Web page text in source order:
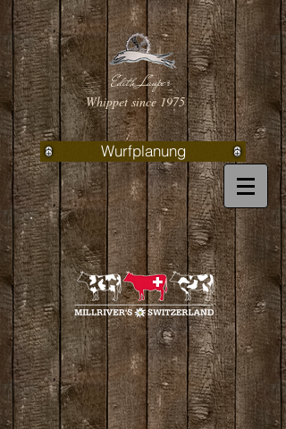
Edith Lauper
Whippet since 1975
Wurfplanung